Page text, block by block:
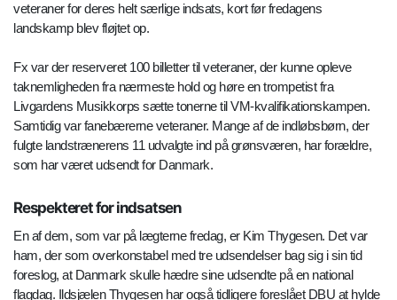
veteraner for deres helt særlige indsats, kort før fredagens
landskamp blev fløjtet op.
Fx var der reserveret 100 billetter til veteraner, der kunne opleve
taknemligheden fra nærmeste hold og høre en trompetist fra
Livgardens Musikkorps sætte tonerne til VM-kvalifikationskampen.
Samtidig var fanebærerne veteraner. Mange af de indløbsbørn, der
fulgte landstrænerens 11 udvalgte ind på grønsværen, har forældre,
som har været udsendt for Danmark.
Respekteret for indsatsen
En af dem, som var på lægterne fredag, er Kim Thygesen. Det var
ham, der som overkonstabel med tre udsendelser bag sig i sin tid
foreslog, at Danmark skulle hædre sine udsendte på en national
flagdag. Ildsjælen Thygesen har også tidligere foreslået DBU at hylde